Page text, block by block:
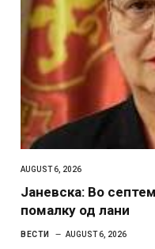
AUGUST 6, 2026
Јаневска: Во
помалку од лани
ВЕСТИ AUGUST 6, 2026